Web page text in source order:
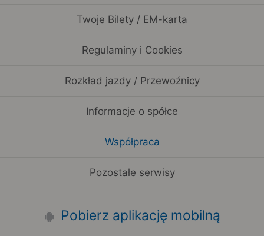
Twoje Bilety / EM-karta
Regulaminy i Cookies
Rozkład jazdy / Przewoźnicy
Informacje o spółce
Współpraca
Pozostałe serwisy
Pobierz aplikację mobilną